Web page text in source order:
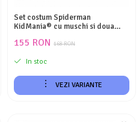
Set costum Spiderman
KidMania® cu muschi si doua
pentru copii168 RON
155 RON
In stoc
VEZI VARIANTE